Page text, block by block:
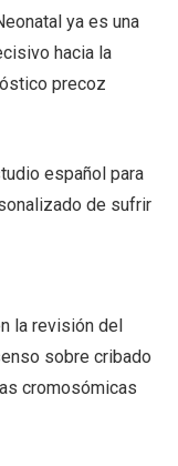
ya es una
hacia la
precoz
español para
de sufrir
la revisión del
sobre cribado
cromosómicas